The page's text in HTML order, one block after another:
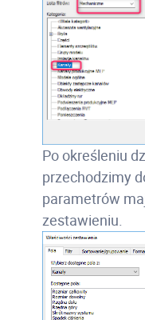
Po określeniu
przechodzimy
parametrów
zestawieniu.